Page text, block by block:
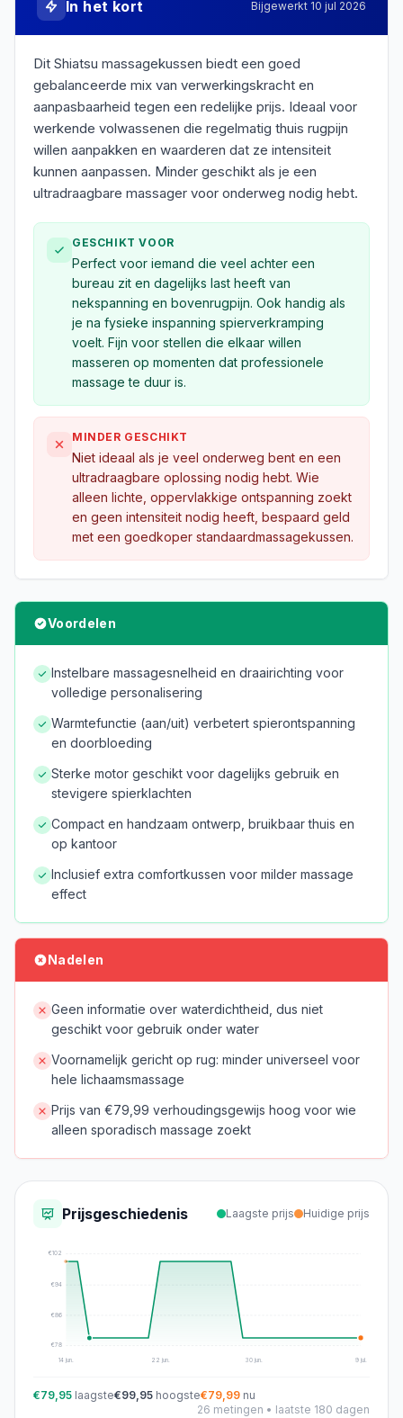
In het kort Bijgewerkt 10 jul 2026
Dit Shiatsu massagekussen biedt een goed
gebalanceerde mix van verwerkingskracht en
aanpasbaarheid tegen een redelijke prijs. Ideaal voor
werkende volwassenen die regelmatig thuis rugpijn
willen aanpakken en waarderen dat ze intensiteit
kunnen aanpassen. Minder geschikt als je een
ultradraagbare massager voor onderweg nodig hebt.
GESCHIKT VOOR
Perfect voor iemand die veel achter een
bureau zit en dagelijks last heeft van
nekspanning en bovenrugpijn. Ook handig als
je na fysieke inspanning spierverkramping
voelt. Fijn voor stellen die elkaar willen
masseren op momenten dat professionele
massage te duur is.
MINDER GESCHIKT
Niet ideaal als je veel onderweg bent en een
ultradraagbare oplossing nodig hebt. Wie
alleen lichte, oppervlakkige ontspanning zoekt
en geen intensiteit nodig heeft, bespaard geld
met een goedkoper standaardmassagekussen.
Voordelen
Instelbare massagesnelheid en draairichting voor
volledige personalisering
Warmtefunctie (aan/uit) verbetert spierontspanning
en doorbloeding
Sterke motor geschikt voor dagelijks gebruik en
stevigere spierklachten
Compact en handzaam ontwerp, bruikbaar thuis en
op kantoor
Inclusief extra comfortkussen voor milder massage
effect
Nadelen
Geen informatie over waterdichtheid, dus niet
geschikt voor gebruik onder water
Voornamelijk gericht op rug: minder universeel voor
hele lichaamsmassage
Prijs van €79,99 verhoudingsgewijs hoog voor wie
alleen sporadisch massage zoekt
Prijsgeschiedenis Laagste prijs Huidige prijs
€78
€86
€94
€102
14 jun. 22 jun. 30 jun. 9 jul.
€79,95 laagste€99,95 hoogste€79,99 nu
26 metingen • laatste 180 dagen